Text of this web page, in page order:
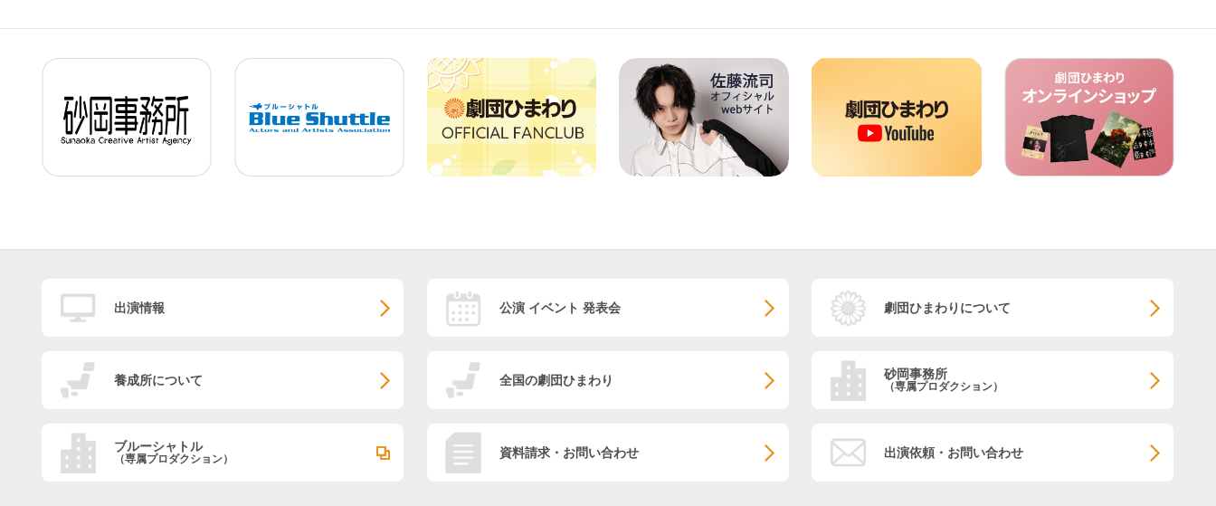
出演情報 公演 イベント 発表会 劇団ひまわりについて
養成所について 全国の劇団ひまわり 砂岡事務所
（専属プロダクション）
ブルーシャトル
（専属プロダクション） 資料請求・お問い合わせ 出演依頼・お問い合わせ